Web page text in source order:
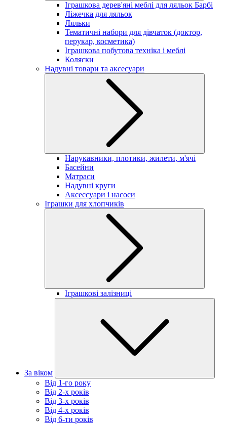
Іграшкова дерев'яні меблі для ляльок Барбі
Ліжечка для ляльок
Ляльки
Тематичні набори для дівчаток (доктор,
перукар, косметика)
Іграшкова побутова техніка і меблі
Коляски
Надувні товари та аксесуари
Нарукавники, плотики, жилети, м'ячі
Басейни
Матраси
Надувні круги
Аксессуари і насоси
Іграшки для хлопчиків
Іграшкові залізниці
За віком
Від 1-го року
Від 2-х років
Від 3-х років
Від 4-х років
Від 6-ти років